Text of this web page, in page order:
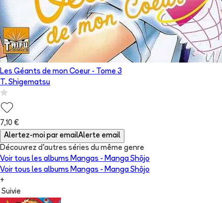
Les Géants de mon Coeur - Tome 3
T. Shigematsu
7,10 €
Alertez-moi par emailAlerte email
Découvrez d'autres séries du même genre
Voir tous les albums Mangas - Manga Shōjo
Voir tous les albums Mangas - Manga Shōjo
+
Suivie